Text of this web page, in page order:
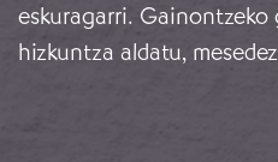
eskuragarri.
hizkuntza aldatu,